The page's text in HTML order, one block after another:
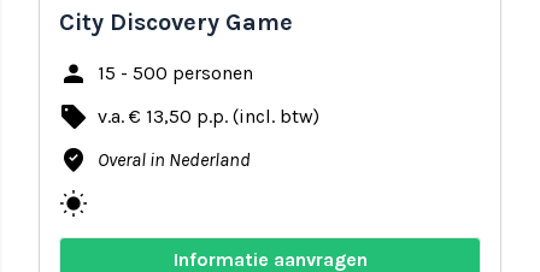
City Discovery Game
person 15 - 500 personen
local_offer v.a. € 13,50 p.p. (incl. btw)
where_to_vote Overal in Nederland
wb_sunny
Informatie aanvragen